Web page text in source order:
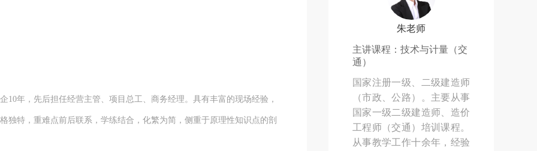
，先后担任经营主管、项目总工、商务经理。具有丰富的现场经验，
独特，重难点前后联系，学练结合，化繁为简，侧重于原理性知识点的剖
朱老师
主讲课程：技术与计量（交
通）
国家注册一级、二级建造师
（市政、公路）。主要从事
国家一级二级建造师、造价
工程师（交通）培训课程。
从事教学工作十余年，经验